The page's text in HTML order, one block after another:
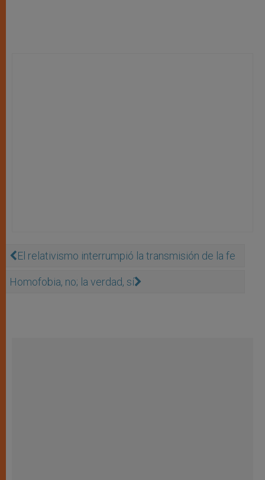
El relativismo interrumpió la transmisión de la fe
Homofobia, no; la verdad, sí